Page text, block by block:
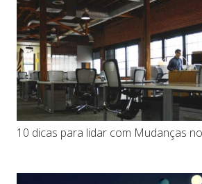
10 dicas para lidar com Mudanças